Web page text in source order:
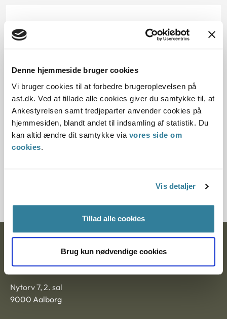
Denne hjemmeside bruger cookies
Vi bruger cookies til at forbedre brugeroplevelsen på
ast.dk. Ved at tillade alle cookies giver du samtykke til, at
Ankestyrelsen samt tredjeparter anvender cookies på
hjemmesiden, blandt andet til indsamling af statistik. Du
kan altid ændre dit samtykke via vores side om
cookies.
Vis detaljer
Tillad alle cookies
Brug kun nødvendige cookies
Dato for underskrift
15.06.1998
Offentliggørelsesdato
12.07.2013
Paragraf
§ 19
Postadresse:
Nytorv 7, 2. sal
9000 Aalborg